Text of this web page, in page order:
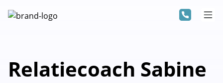
Relatiecoach Sabine